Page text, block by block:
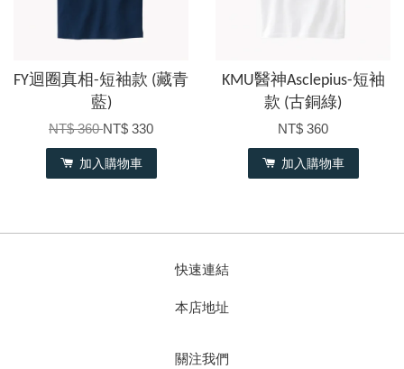
FY迴圈真相-短袖款 (藏青
藍)
NT$ 360NT$ 330
加入購物車
KMU醫神Asclepius-短袖
款 (古銅綠)
NT$ 360
加入購物車
快速連結
本店地址
關注我們